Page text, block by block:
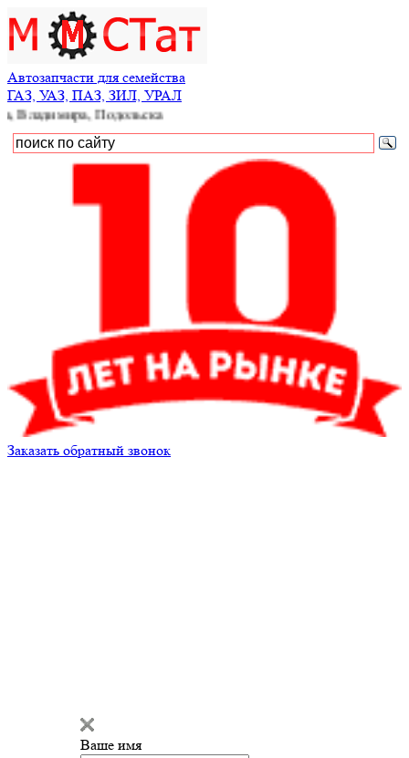
Автозапчасти для семейства
ГАЗ, УАЗ, ПАЗ, ЗИЛ, УРАЛ
Подольска
Заказать обратный звонок
Ваше имя
Введите сообщение